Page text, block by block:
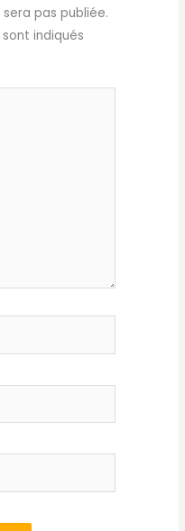
pas publiée.
indiqués